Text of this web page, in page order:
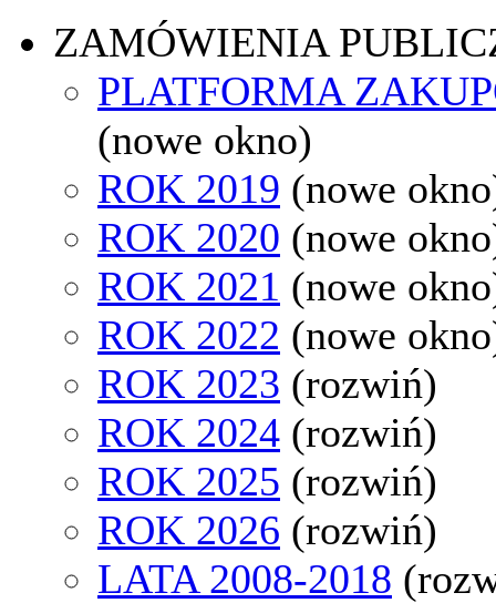
ZAMÓWIENIA
PLATFORMA
(nowe okno)
ROK 2019 (nowe
ROK 2020 (nowe
ROK 2021 (nowe
ROK 2022 (nowe
ROK 2023 (rozwiń)
ROK 2024 (rozwiń)
ROK 2025 (rozwiń)
ROK 2026 (rozwiń)
LATA 2008-2018